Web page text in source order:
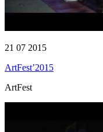
21 07 2015
ArtFest’2015
ArtFest